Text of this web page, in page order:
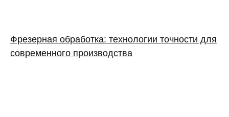
Фрезерная обработка: технологии точности для
современного производства